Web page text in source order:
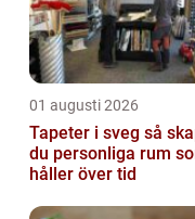
01 augusti 2026
Tapeter i sveg så skapar
du personliga rum
håller över tid